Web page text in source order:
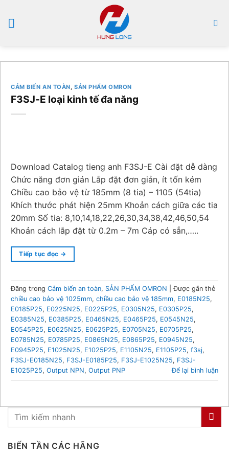
qua
nội
BIẾN TẦN CÁC HÃNG
CẢM BIẾN AN TOÀN,SẢN PHẨM OMRON
F3SJ-E loại kinh tế đa năng
Download Catalog tieng anh F3SJ-E Cài đặt dễ dàng
Chức năng đơn giản Lắp đặt đơn giản, ít tốn kém
Chiều cao bảo vệ từ 185mm (8 tia) – 1105 (54tia)
Khích thước phát hiện 25mm Khoản cách giữa các tia
20mm Số tia: 8,10,14,18,22,26,30,34,38,42,46,50,54
Khoản cách lắp đặt từ 0.2m – 7m Cáp có sẳn,…..
Tiếp tục đọc →
Đăng trong Cảm biến an toàn, SẢN PHẨM OMRON |Được gắn thẻ
chiều cao bảo vệ 1025mm, chiều cao bảo vệ 185mm, E0185N25,
E0185P25, E0225N25, E0225P25, E0305N25, E0305P25,
E0385N25, E0385P25, E0465N25, E0465P25, E0545N25,
E0545P25, E0625N25, E0625P25, E0705N25, E0705P25,
E0785N25, E0785P25, E0865N25, E0865P25, E0945N25,
E0945P25, E1025N25, E1025P25, E1105N25, E1105P25, f3sj,
F3SJ-E0185N25, F3SJ-E0185P25, F3SJ-E1025N25, F3SJ-
E1025P25, Output NPN, Output PNP Để lại bình luận